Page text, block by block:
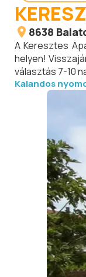
8638
A Keresztes
helyen!
választás 7-10
Kalandos